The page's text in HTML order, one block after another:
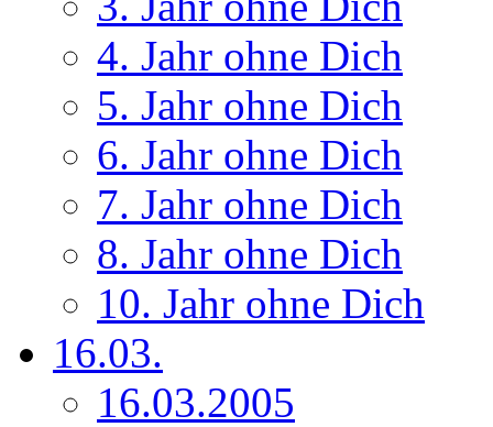
4. Jahr ohne Dich
5. Jahr ohne Dich
6. Jahr ohne Dich
7. Jahr ohne Dich
8. Jahr ohne Dich
10. Jahr ohne Dich
16.03.
16.03.2005